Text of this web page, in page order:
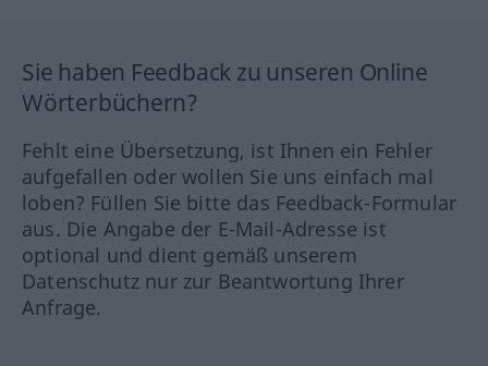
Sie haben Feedback zu unseren Online
Wörterbüchern?
Fehlt eine Übersetzung, ist Ihnen ein Fehler
aufgefallen oder wollen Sie uns einfach mal
loben? Füllen Sie bitte das Feedback-Formular
aus. Die Angabe der E-Mail-Adresse ist
optional und dient gemäß unserem
Datenschutz nur zur Beantwortung Ihrer
Anfrage.